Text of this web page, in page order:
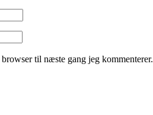
til næste gang jeg kommenterer.